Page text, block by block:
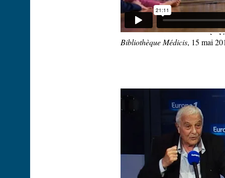
Bibliothèque Médicis, 15 mai